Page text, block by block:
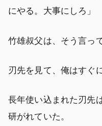
にやる。大事にしろ」
竹雄叔父は、そう言っ
刃先を見て、俺はすぐ
長年使い込まれた刃先
研がれていた。